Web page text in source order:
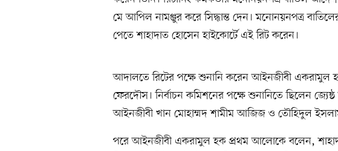
মে আপিল নামঞ্জুর করে সিদ্ধান্ত দেন। মনোনয়নপত্র বাতিলের
পেতে শাহাদাত হোসেন হাইকোর্টে এই রিট করেন।
আদালতে রিটের পক্ষে শুনানি করেন আইনজীবী একরামুল
ফেরদৌস। নির্বাচন কমিশনের পক্ষে শুনানিতে ছিলেন
আইনজীবী খান মোহাম্মদ শামীম আজিজ ও তৌহিদুল
পরে আইনজীবী একরামুল হক প্রথম আলোকে বলেন,